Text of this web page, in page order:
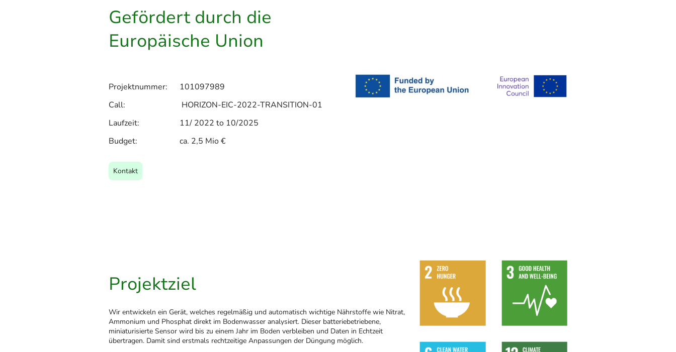
Gefördert durch die
Europäische Union
Projektnummer: 101097989
Call: HORIZON-EIC-2022-TRANSITION-01
Laufzeit: 11/ 2022 to 10/2025
Budget: ca. 2,5 Mio €
Kontakt
Projektziel
Wir entwickeln ein Gerät, welches regelmäßig und automatisch wichtige Nährstoffe wie Nitrat,
Ammonium und Phosphat direkt im Bodenwasser analysiert. Dieser batteriebetriebene,
miniaturisierte Sensor wird bis zu einem Jahr im Boden verbleiben und Daten in Echtzeit
übertragen. Damit sind erstmals rechtzeitige Anpassungen der Düngung möglich.